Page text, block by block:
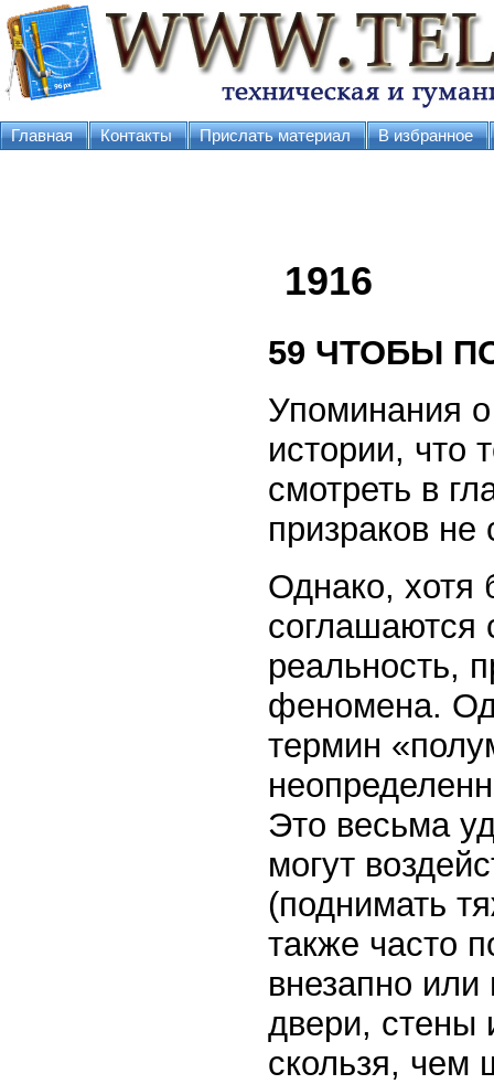
Главная Контакты Прислать материал В избранное
1916
59 ЧТОБЫ
Упоминания о
истории, что
смотреть в
призраков не
Однако, хотя
реальность,
феномена.
термин
Это весьма
могут
(поднимать
также часто
внезапно или
двери, стены
скользя, чем